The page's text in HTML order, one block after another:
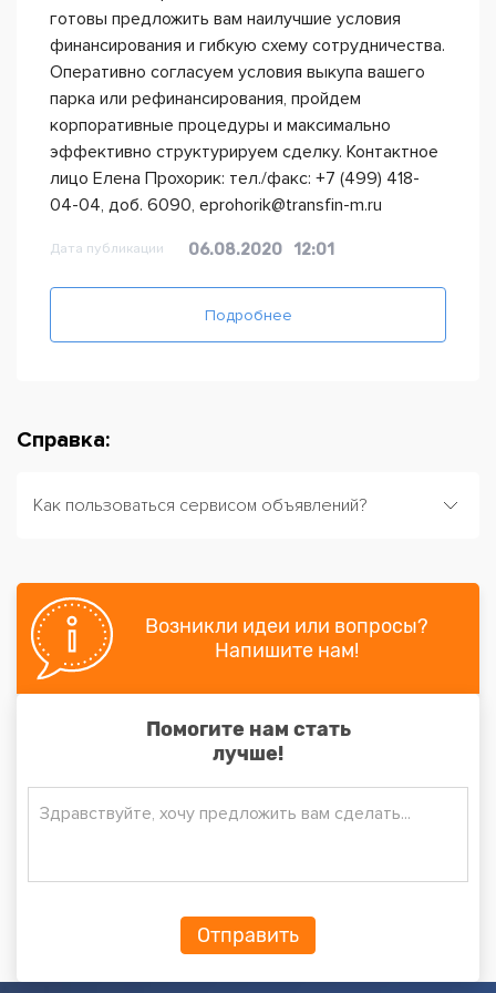
готовы предложить вам наилучшие условия
финансирования и гибкую схему сотрудничества.
Оперативно согласуем условия выкупа вашего
парка или рефинансирования, пройдем
корпоративные процедуры и максимально
эффективно структурируем сделку. Контактное
лицо Елена Прохорик: тел./факс: +7 (499) 418-
04-04, доб. 6090, eprohorik@transfin-m.ru
Дата публикации 06.08.2020 12:01
Подробнее
Справка:
Как пользоваться сервисом объявлений?
Возникли идеи или вопросы?
Напишите нам!
Помогите нам стать
лучше!